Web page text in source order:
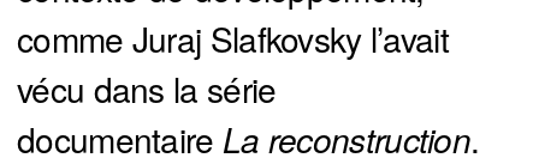
comme Juraj Slafkovsky l’avait
vécu dans la série
documentaire La reconstruction.